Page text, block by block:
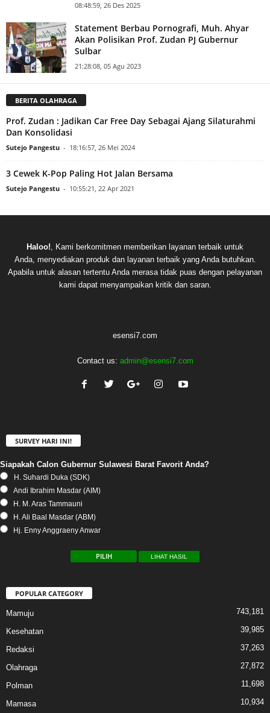
08:48:59, 26 Des 2025
Statement Berbau Pornografi, Muh. Ahyar
Akan Polisikan Prof. Zudan PJ Gubernur
Sulbar
21:28:08, 05 Agu 2023
BERITA OLAHRAGA
Prof. Zudan : Jadikan Car Free Day Sebagai Ajang Silaturahmi
Dan Konsolidasi
Sutejo Pangestu - 18:16:57, 26 Mei 2024
3 Cewek K-Pop Paling Hot Jalan Bersama
Sutejo Pangestu - 10:55:21, 22 Apr 2021
Haloo!, Kami berkomitmen memberikan layanan terbaik untuk
Anda, menyediakan produk dan layanan terbaik yang Anda butuhkan.
Apabila untuk alasan tertentu Anda merasa tidak puas dengan pelayanan
kami dapat menyampaikan kritik dan saran.
esensi7.com
Contact us: admin@esensi7.com
SURVEY HARI INI!
Siapakah Calon Gubernur Sulawesi Barat Favorit Anda?
H. Suhardi Duka (SDK)
Andi Ibrahim Masdar (AIM)
H. M. Aras Tammauni
H. Ali Baal Masdar (ABM)
Hj. Enny Anggraeny Anwar
LIHAT HASIL
POPULAR CATEGORY
Mamuju 743,181
Kesehatan 39,985
Redaksi 37,263
Olahraga 27,872
Polman 11,698
Mamasa 10,934